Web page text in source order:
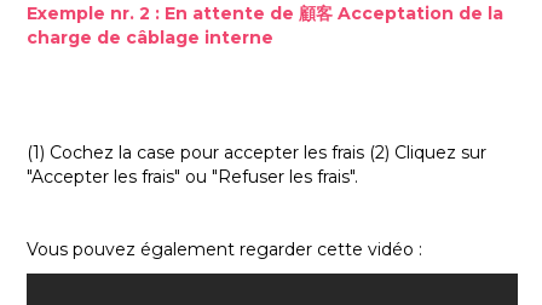
Exemple nr. 2 : En attente de 顧客 Acceptation de la
charge de câblage interne
(1) Cochez la case pour accepter les frais (2) Cliquez sur
"Accepter les frais" ou "Refuser les frais".
Vous pouvez également regarder cette vidéo :